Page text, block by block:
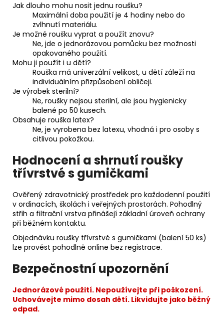
Jak dlouho mohu nosit jednu roušku?
Maximální doba použití je 4 hodiny nebo do
zvlhnutí materiálu.
Je možné roušku vyprat a použít znovu?
Ne, jde o jednorázovou pomůcku bez možnosti
opakovaného použití.
Mohu ji použít i u dětí?
Rouška má univerzální velikost, u dětí záleží na
individuálním přizpůsobení obličeji.
Je výrobek sterilní?
Ne, roušky nejsou sterilní, ale jsou hygienicky
balené po 50 kusech.
Obsahuje rouška latex?
Ne, je vyrobena bez latexu, vhodná i pro osoby s
citlivou pokožkou.
Hodnocení a shrnutí roušky
třívrstvé s gumičkami
Ověřený zdravotnický prostředek pro každodenní použití
v ordinacích, školách i veřejných prostorách. Pohodlný
střih a filtrační vrstva přinášejí základní úroveň ochrany
při běžném kontaktu.
Objednávku roušky třívrstvé s gumičkami (balení 50 ks)
lze provést pohodlně online bez registrace.
Bezpečnostní upozornění
Jednorázové použití. Nepoužívejte při poškození.
Uchovávejte mimo dosah dětí. Likvidujte jako běžný
odpad.